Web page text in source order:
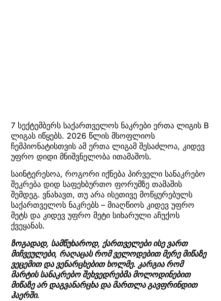
7 სექტემბერს საქართველოს ნაკრები ერთა ლიგის B
ლიგას იწყებს. 2026 წლის მსოფლიოს
ჩემპიონატისთვის ამ ერთა ლიგამ შესაძლოა, კიდევ
უფრო დიდი მნიშვნელობა ითამაშოს.
საინტერესოა, როგორი იქნება პირველი სანაკრებო
შეკრება დიდ საფეხბურთო ფორუმზე თამაშის
შემდეგ. ვნახავთ, თუ არა ისეთივე მოწყურებულს
საქართველოს ნაკრებს – მიაღწიოს კიდევ უფრო
მეტს და კიდევ უფრო მეტი სიხარული აჩუქოს
ქვეყანას.
ზოგადად, სამწუხაროდ, ქართველები ისე ვართ
მიჩვეულები, რაღაცას რომ ველოდებით მერე მიწაზე
ვეცემით და ვენარცხებით ხოლმე. კარგია რომ
მარტის სანაკრებო შეხვედრებმა მოლოდინებით
მიწაზე არ დაგვანარცხა და მართლა გავფრინდით
ჰაერში.